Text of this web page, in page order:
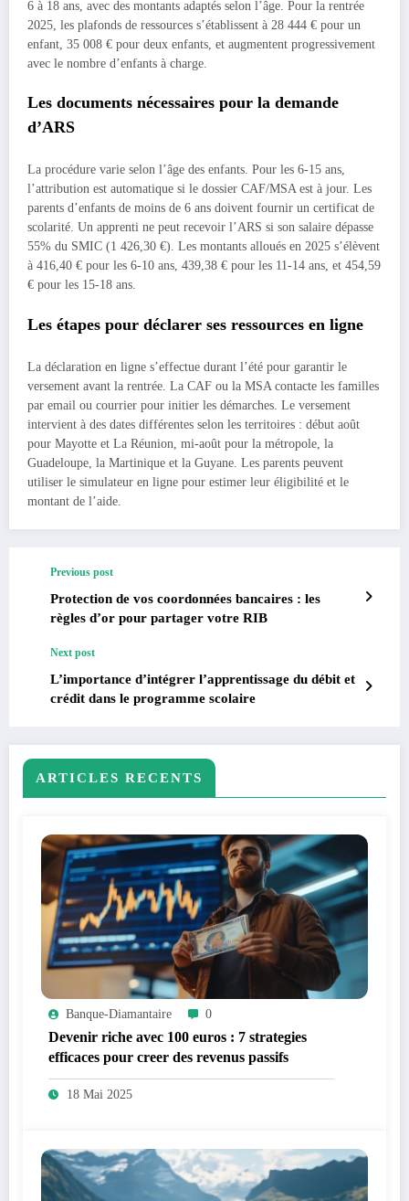
6 à 18 ans, avec des montants adaptés selon l’âge. Pour la rentrée
2025, les plafonds de ressources s’établissent à 28 444 € pour un
enfant, 35 008 € pour deux enfants, et augmentent progressivement
avec le nombre d’enfants à charge.
Les documents nécessaires pour la demande
d’ARS
La procédure varie selon l’âge des enfants. Pour les 6-15 ans,
l’attribution est automatique si le dossier CAF/MSA est à jour. Les
parents d’enfants de moins de 6 ans doivent fournir un certificat de
scolarité. Un apprenti ne peut recevoir l’ARS si son salaire dépasse
55% du SMIC (1 426,30 €). Les montants alloués en 2025 s’élèvent
à 416,40 € pour les 6-10 ans, 439,38 € pour les 11-14 ans, et 454,59
€ pour les 15-18 ans.
Les étapes pour déclarer ses ressources en ligne
La déclaration en ligne s’effectue durant l’été pour garantir le
versement avant la rentrée. La CAF ou la MSA contacte les familles
par email ou courrier pour initier les démarches. Le versement
intervient à des dates différentes selon les territoires : début août
pour Mayotte et La Réunion, mi-août pour la métropole, la
Guadeloupe, la Martinique et la Guyane. Les parents peuvent
utiliser le simulateur en ligne pour estimer leur éligibilité et le
montant de l’aide.
Previous post
Protection de vos coordonnées bancaires : les
règles d’or pour partager votre RIB
Next post
L’importance d’intégrer l’apprentissage du débit et
crédit dans le programme scolaire
ARTICLES RECENTS
Banque-Diamantaire 0
Devenir riche avec 100 euros : 7 strategies
efficaces pour creer des revenus passifs
18 Mai 2025